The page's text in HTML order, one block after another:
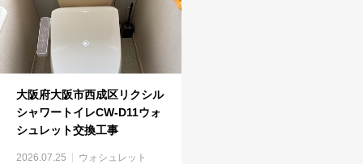
大阪府大阪市西成区リクシル
シャワートイレCW-D11ウォ
シュレット交換工事
2026.07.25 ウォシュレット